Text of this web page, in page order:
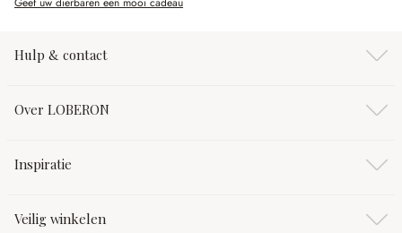
Hulp & contact
Over LOBERON
Inspiratie
Veilig winkelen